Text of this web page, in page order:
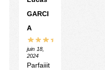
GARCI
A
juin 18,
2024
Parfaiiit